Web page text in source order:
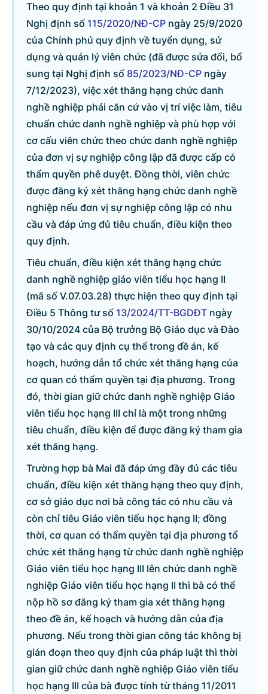
Hỏi đáp về quyền sử dụng đất
Hỏi đáp về tuyển sinh 2026
Câu hỏi thường gặp về đấu thầu
© CỔNG THÔNG TIN ĐIỆN TỬ CHÍNH PHỦ
Tổng Giám đốc: Nguyễn Hồng Sâm
Trụ sở: 16 Lê Hồng Phong - Ba Đình - Hà Nội.
Điện thoại: Văn phòng: 080 43162; Fax: 080.48924;
Email: thongtinchinhphu@chinhphu.vn.
Cổng TTĐT Chính phủ
Văn phòng Chính phủ
Bản quyền thuộc Cổng Thông tin điện tử Chính phủ.
'www.chinhphu.vn' khi phát hành lại thông tin từ các nguồn này.
Theo quy định tại khoản 1 và khoản 2 Điều 31
Nghị định số 115/2020/NĐ-CP ngày 25/9/2020
của Chính phủ quy định về tuyển dụng, sử
dụng và quản lý viên chức (đã được sửa đổi, bổ
sung tại Nghị định số 85/2023/NĐ-CP ngày
7/12/2023), việc xét thăng hạng chức danh
nghề nghiệp phải căn cứ vào vị trí việc làm, tiêu
chuẩn chức danh nghề nghiệp và phù hợp với
cơ cấu viên chức theo chức danh nghề nghiệp
của đơn vị sự nghiệp công lập đã được cấp có
thẩm quyền phê duyệt. Đồng thời, viên chức
được đăng ký xét thăng hạng chức danh nghề
nghiệp nếu đơn vị sự nghiệp công lập có nhu
cầu và đáp ứng đủ tiêu chuẩn, điều kiện theo
quy định.
Tiêu chuẩn, điều kiện xét thăng hạng chức
danh nghề nghiệp giáo viên tiểu học hạng II
(mã số V.07.03.28) thực hiện theo quy định tại
Điều 5 Thông tư số 13/2024/TT-BGDĐT ngày
30/10/2024 của Bộ trưởng Bộ Giáo dục và Đào
tạo và các quy định cụ thể trong đề án, kế
hoạch, hướng dẫn tổ chức xét thăng hạng của
cơ quan có thẩm quyền tại địa phương. Trong
đó, thời gian giữ chức danh nghề nghiệp Giáo
viên tiểu học hạng III chỉ là một trong những
tiêu chuẩn, điều kiện để được đăng ký tham gia
xét thăng hạng.
Trường hợp bà Mai đã đáp ứng đầy đủ các tiêu
chuẩn, điều kiện xét thăng hạng theo quy định,
cơ sở giáo dục nơi bà công tác có nhu cầu và
còn chỉ tiêu Giáo viên tiểu học hạng II; đồng
thời, cơ quan có thẩm quyền tại địa phương tổ
chức xét thăng hạng từ chức danh nghề nghiệp
Giáo viên tiểu học hạng III lên chức danh nghề
nghiệp Giáo viên tiểu học hạng II thì bà có thể
nộp hồ sơ đăng ký tham gia xét thăng hạng
theo đề án, kế hoạch và hướng dẫn của địa
phương. Nếu trong thời gian công tác không bị
gián đoạn theo quy định của pháp luật thì thời
gian giữ chức danh nghề nghiệp Giáo viên tiểu
học hạng III của bà được tính từ tháng 11/2011